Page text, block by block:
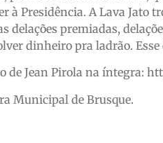
à Presidência. A Lava Jato
premiadas,
dinheiro pra ladrão. Esse
de Jean Pirola na íntegra:
Municipal de Brusque.